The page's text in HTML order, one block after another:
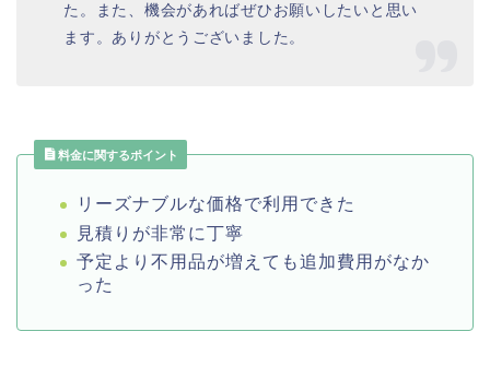
た。また、機会があればぜひお願いしたいと思い
ます。ありがとうございました。
料金に関するポイント
リーズナブルな価格で利用できた
見積りが非常に丁寧
予定より不用品が増えても追加費用がなか
った